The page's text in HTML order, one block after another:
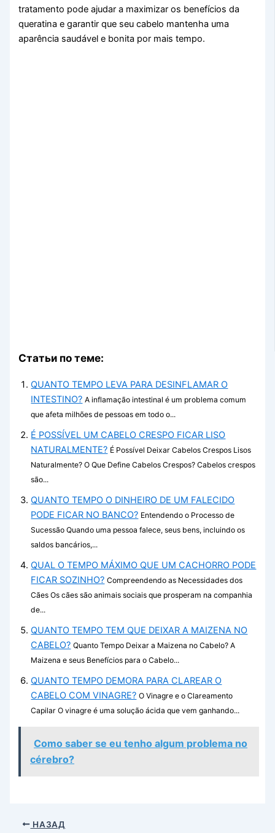
tratamento pode ajudar a maximizar os benefícios da
queratina e garantir que seu cabelo mantenha uma
aparência saudável e bonita por mais tempo.
Статьи по теме:
QUANTO TEMPO LEVA PARA DESINFLAMAR O
INTESTINO? A inflamação intestinal é um problema comum
que afeta milhões de pessoas em todo o...
É POSSÍVEL UM CABELO CRESPO FICAR LISO
NATURALMENTE? É Possível Deixar Cabelos Crespos Lisos
Naturalmente? O Que Define Cabelos Crespos? Cabelos crespos
são...
QUANTO TEMPO O DINHEIRO DE UM FALECIDO
PODE FICAR NO BANCO? Entendendo o Processo de
Sucessão Quando uma pessoa falece, seus bens, incluindo os
saldos bancários,...
QUAL O TEMPO MÁXIMO QUE UM CACHORRO PODE
FICAR SOZINHO? Compreendendo as Necessidades dos
Cães Os cães são animais sociais que prosperam na companhia
de...
QUANTO TEMPO TEM QUE DEIXAR A MAIZENA NO
CABELO? Quanto Tempo Deixar a Maizena no Cabelo? A
Maizena e seus Benefícios para o Cabelo...
QUANTO TEMPO DEMORA PARA CLAREAR O
CABELO COM VINAGRE? O Vinagre e o Clareamento
Capilar O vinagre é uma solução ácida que vem ganhando...
Como saber se eu tenho algum problema no
cérebro?
НАЗАД